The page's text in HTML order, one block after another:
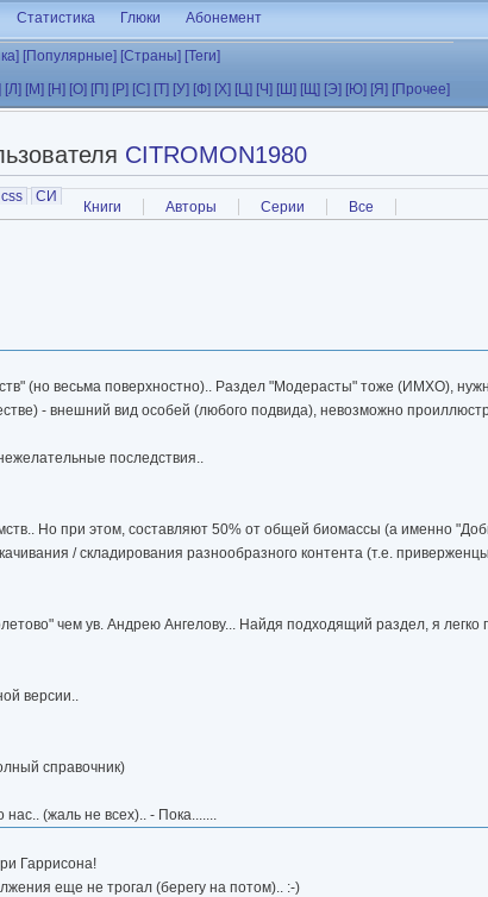
Статистика Глюки Абонемент
[Популярные] [Страны] [Теги]
[Л] [М] [Н] [О] [П] [Р] [С] [Т] [У] [Ф] [Х] [Ц] [Ч] [Ш] [Щ] [Э] [Ю] [Я] [Прочее]
CITROMON1980
вкладка)
css СИ
Книги Авторы Серии Все
(но весьма поверхностно).. Раздел "Модерасты" тоже (ИМХО),
- внешний вид особей (любого подвида), невозможно
последствия..
Но при этом, составляют 50% от общей биомассы (а именно
/ складирования разнообразного контента (т.е.
чем ув. Андрею Ангелову... Найдя подходящий раздел, я легко
версии..
справочник)
(жаль не всех).. - Пока.......
Гаррисона!
еще не трогал (берегу на потом).. :-)